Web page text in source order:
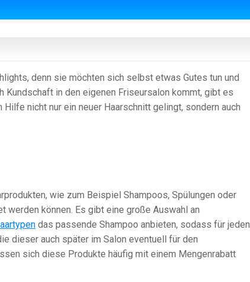
denn sie möchten sich selbst etwas Gutes tun und
Kundschaft in den eigenen Friseursalon kommt, gibt es
nicht nur ein neuer Haarschnitt gelingt, sondern auch
wie zum Beispiel Shampoos, Spülungen oder
werden können. Es gibt eine große Auswahl an
das passende Shampoo anbieten, sodass für jeden
dieser auch später im Salon eventuell für den
sich diese Produkte häufig mit einem Mengenrabatt